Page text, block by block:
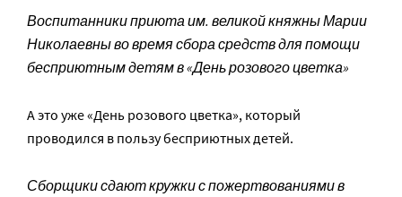
Воспитанники приюта им. великой княжны Марии
Николаевны во время сбора средств для помощи
бесприютным детям в «День розового цветка»
А это уже «День розового цветка», который
проводился в пользу бесприютных детей.
Сборщики сдают кружки с пожертвованиями в